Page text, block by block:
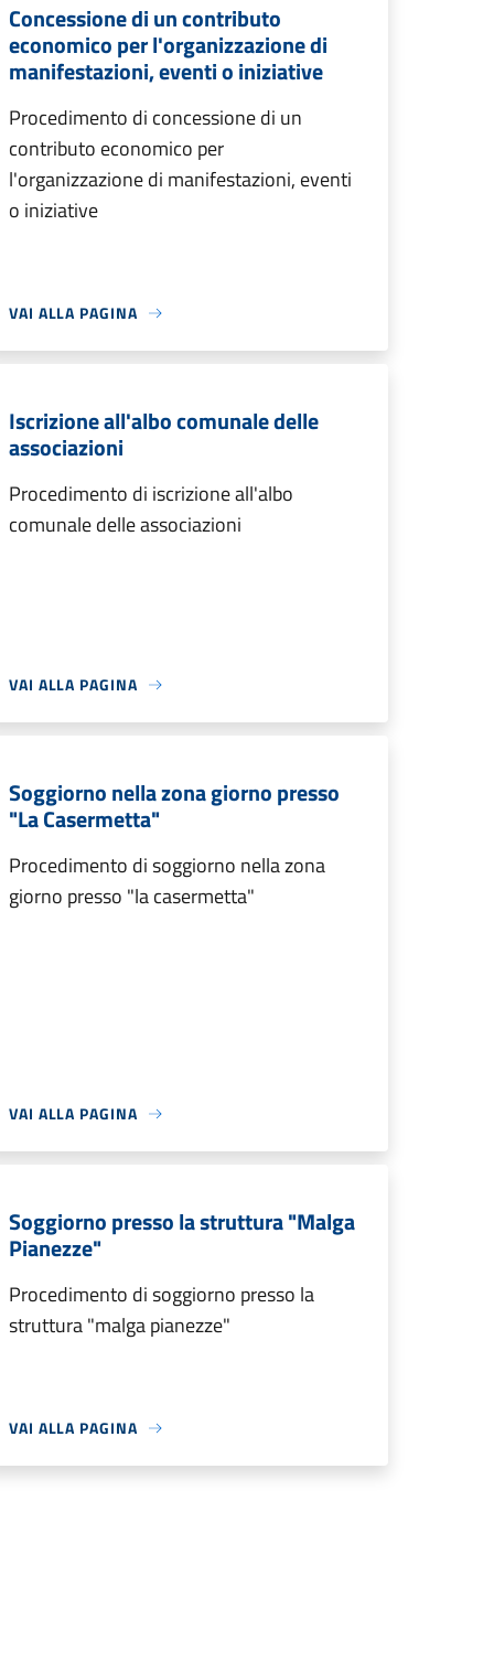
Concessione di un contributo
economico per l'organizzazione di
manifestazioni, eventi o iniziative
Procedimento di concessione di un
contributo economico per
l'organizzazione di manifestazioni, eventi
o iniziative
VAI ALLA PAGINA
Iscrizione all'albo comunale delle
associazioni
Procedimento di iscrizione all'albo
comunale delle associazioni
VAI ALLA PAGINA
Soggiorno nella zona giorno presso
"La Casermetta"
Procedimento di soggiorno nella zona
giorno presso "la casermetta"
VAI ALLA PAGINA
Soggiorno presso la struttura "Malga
Pianezze"
Procedimento di soggiorno presso la
struttura "malga pianezze"
VAI ALLA PAGINA